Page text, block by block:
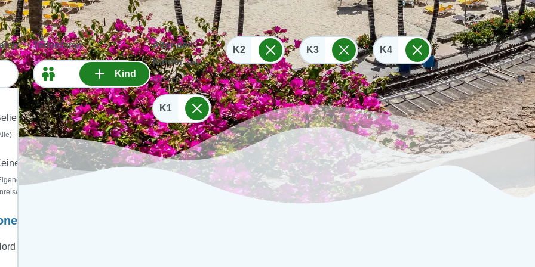
Teilnehmer
Kind
Alter der
Kinder (bei
Abreise)
K1
K2 K3 K4